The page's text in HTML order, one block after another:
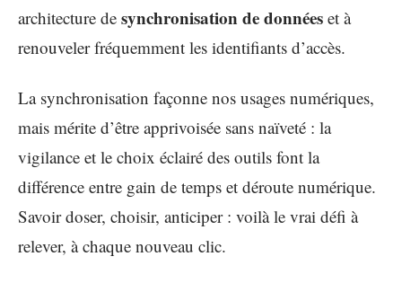
architecture de synchronisation de données et à
renouveler fréquemment les identifiants d’accès.
La synchronisation façonne nos usages numériques,
mais mérite d’être apprivoisée sans naïveté : la
vigilance et le choix éclairé des outils font la
différence entre gain de temps et déroute numérique.
Savoir doser, choisir, anticiper : voilà le vrai défi à
relever, à chaque nouveau clic.